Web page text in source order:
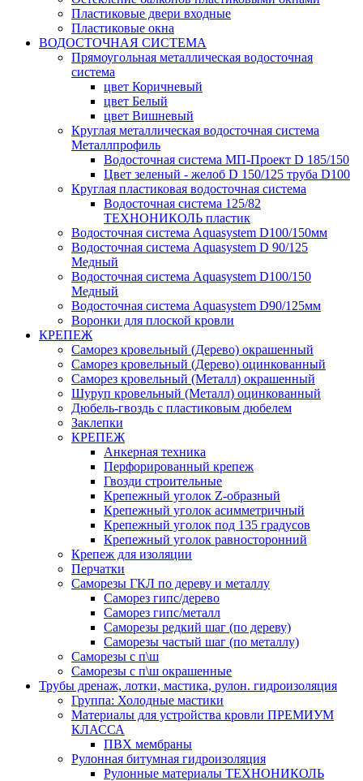
Пластиковые двери входные
Пластиковые окна
ВОДОСТОЧНАЯ СИСТЕМА
Прямоугольная металлическая водосточная
система
цвет Коричневый
цвет Белый
цвет Вишневый
Круглая металлическая водосточная система
Металлпрофиль
Водосточная система МП-Проект D 185/150
Цвет зеленый - желоб D 150/125 труба D100
Круглая пластиковая водосточная система
Водосточная система 125/82
ТЕХНОНИКОЛЬ пластик
Водосточная система Aquasystem D100/150мм
Водосточная система Aquasystem D 90/125
Медный
Водосточная система Aquasystem D100/150
Медный
Водосточная система Aquasystem D90/125мм
Воронки для плоской кровли
КРЕПЕЖ
Саморез кровельный (Дерево) окрашенный
Саморез кровельный (Дерево) оцинкованный
Саморез кровельный (Металл) окрашенный
Шуруп кровельный (Металл) оцинкованный
Дюбель-гвоздь с пластиковым дюбелем
Заклепки
КРЕПЕЖ
Анкерная техника
Перфорированный крепеж
Гвозди строительные
Крепежный уголок Z-образный
Крепежный уголок асимметричный
Крепежный уголок под 135 градусов
Крепежный уголок равносторонний
Крепеж для изоляции
Перчатки
Саморезы ГКЛ по дереву и металлу
Саморез гипс/дерево
Саморез гипс/металл
Саморезы редкий шаг (по дереву)
Саморезы частый шаг (по металлу)
Саморезы с п\ш
Саморезы с п\ш окрашенные
Трубы дренаж, лотки, мастика, рулон. гидроизоляция
Группа: Холодные мастики
Материалы для устройства кровли ПРЕМИУМ
КЛАССА
ПВХ мембраны
Рулонная битумная гидроизоляция
Рулонные материалы ТЕХНОНИКОЛЬ